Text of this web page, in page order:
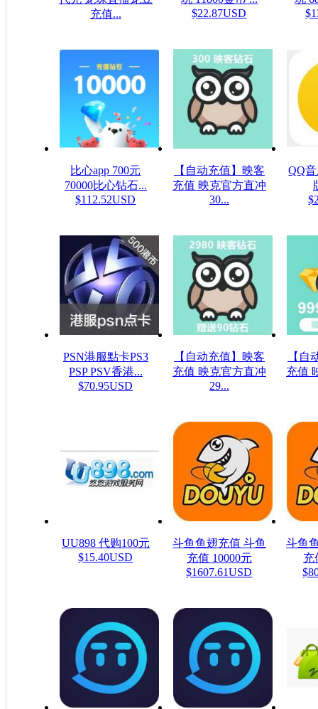
充值...
$22.87USD
比心app 700元
70000比心钻石...
$112.52USD
【自动充值】映客
充值 映克官方直冲
30...
QQ
PSN港服點卡PS3
PSP PSV香港...
$70.95USD
【自动充值】映客
充值 映克官方直冲
29...
【自
充值
UU898 代购100元
$15.40USD
斗鱼鱼翅充值 斗鱼
充值 10000元
$1607.61USD
斗鱼
充